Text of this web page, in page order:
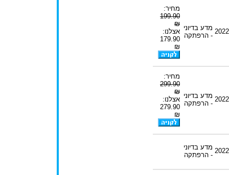
2022 מדע בדיוני
- הרפתקה
מחיר:
199.90
₪
אצלנו:
179.90
₪
2022 מדע בדיוני
- הרפתקה
מחיר:
299.90
₪
אצלנו:
279.90
₪
2022 מדע בדיוני
- הרפתקה